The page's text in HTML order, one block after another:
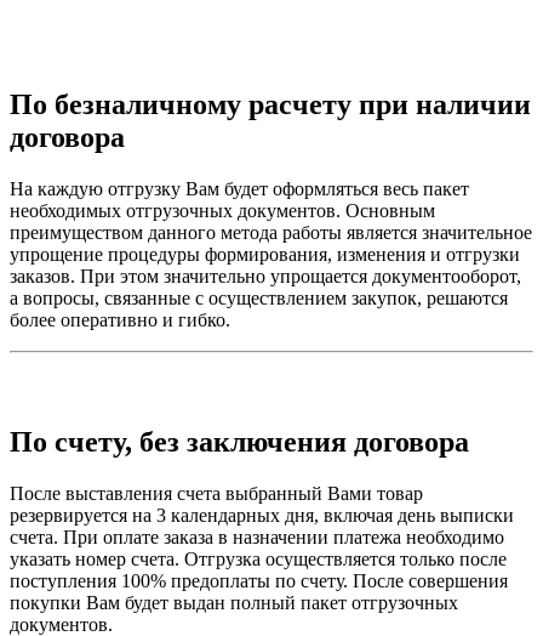
По безналичному расчету при наличии
договора
На каждую отгрузку Вам будет оформляться весь пакет
необходимых отгрузочных документов. Основным
преимуществом данного метода работы является значительное
упрощение процедуры формирования, изменения и отгрузки
заказов. При этом значительно упрощается документооборот,
а вопросы, связанные с осуществлением закупок, решаются
более оперативно и гибко.
По счету, без заключения договора
После выставления счета выбранный Вами товар
резервируется на 3 календарных дня, включая день выписки
счета. При оплате заказа в назначении платежа необходимо
указать номер счета. Отгрузка осуществляется только после
поступления 100% предоплаты по счету. После совершения
покупки Вам будет выдан полный пакет отгрузочных
документов.